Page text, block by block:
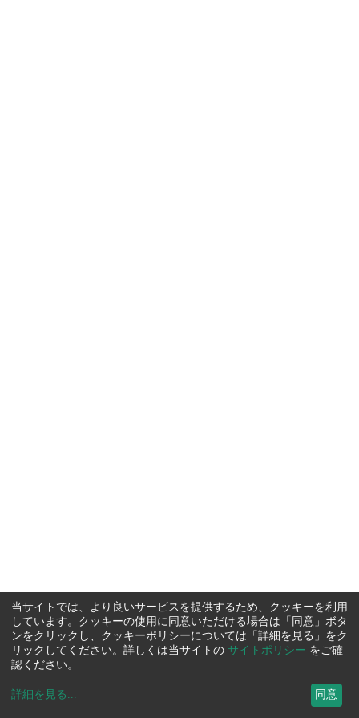
当サイトでは、より良いサービスを提供するため、クッキーを利用
しています。クッキーの使用に同意いただける場合は「同意」ボタ
ンをクリックし、クッキーポリシーについては「詳細を見る」をク
リックしてください。詳しくは当サイトの サイトポリシー をご確
認ください。
詳細を見る ... 同意